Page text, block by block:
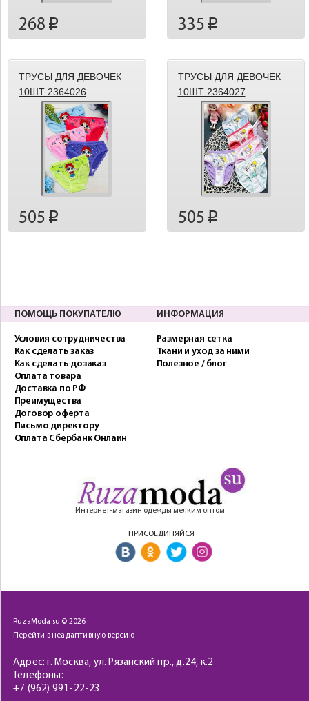
268 p 335 p
ТРУСЫ ДЛЯ ДЕВОЧЕК
10ШТ 2364026
505 p
ТРУСЫ ДЛЯ ДЕВОЧЕК
10ШТ 2364027
505 p
ПОМОЩЬ ПОКУПАТЕЛЮ
Условия сотрудничества
Как сделать заказ
Как сделать дозаказ
Оплата товара
Доставка по РФ
Преимущества
Договор оферта
Письмо директору
Оплата Сбербанк Онлайн
ИНФОРМАЦИЯ
Размерная сетка
Ткани и уход за ними
Полезное / блог
Интернет-магазин одежды мелким оптом
ПРИСОЕДИНЯЙСЯ
RuzaModa.su © 2026
Перейти в неадаптивную версию
Адрес: г. Москва, ул. Рязанский пр., д.24, к.2
Телефоны:
+7 (962) 991-22-23